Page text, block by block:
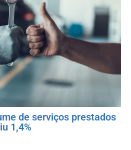
de serviços prestados
1,4%